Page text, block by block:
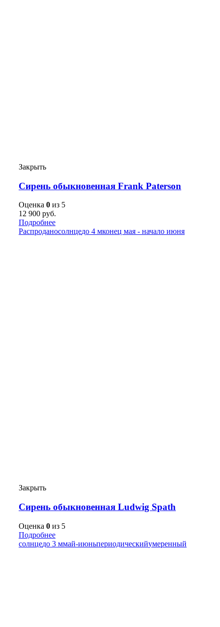
Закрыть
Сирень обыкновенная Frank Paterson
Оценка 0 из 5
12 900 руб.
Подробнее
Распроданосолнцедо 4 мконец мая - начало июня
Закрыть
Сирень обыкновенная Ludwig Spath
Оценка 0 из 5
Подробнее
солнцедо 3 ммай-июньпериодическийумеренный